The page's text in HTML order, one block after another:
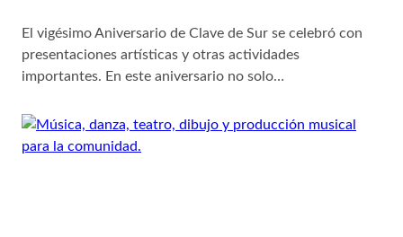
El vigésimo Aniversario de Clave de Sur se celebró con
presentaciones artísticas y otras actividades
importantes. En este aniversario no solo…